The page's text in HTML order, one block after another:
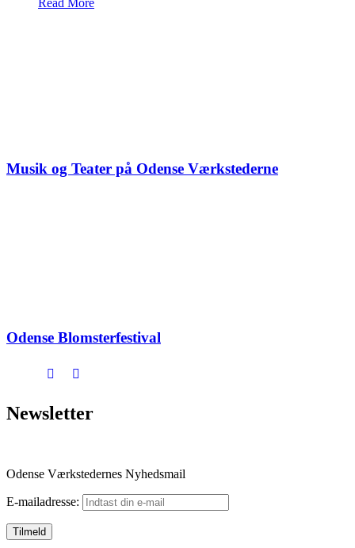
Musik og Teater på Odense Værkstederne
Odense Blomsterfestival
Newsletter
Odense Værkstedernes Nyhedsmail
E-mailadresse: